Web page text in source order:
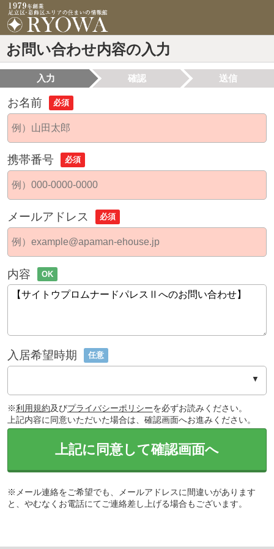
お問い合わせ内容の入力
入力 確認 送信
お名前 必須
携帯番号 必須
メールアドレス 必須
内容 OK
入居希望時期 任意
※利用規約及びプライバシーポリシーを必ずお読みください。
上記内容に同意いただいた場合は、確認画面へお進みください。
上記に同意して確認画面へ
※メール連絡をご希望でも、メールアドレスに間違いがあります
と、やむなくお電話にてご連絡差し上げる場合もございます。